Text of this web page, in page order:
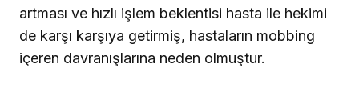
artması ve hızlı işlem beklentisi hasta ile hekimi
de karşı karşıya getirmiş, hastaların mobbing
içeren davranışlarına neden olmuştur.